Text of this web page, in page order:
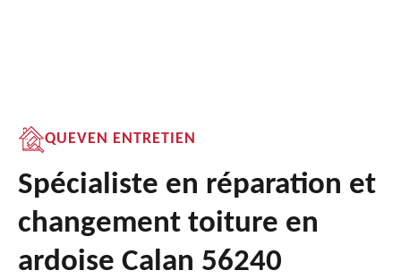
QUEVEN ENTRETIEN
Spécialiste en réparation et
changement toiture en
ardoise Calan 56240